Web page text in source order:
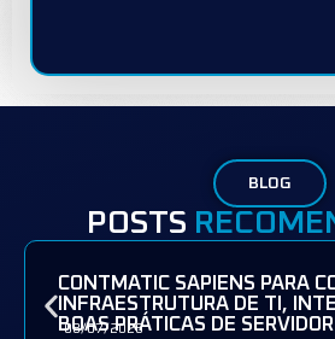
BLOG
POSTS
CONTMATIC SAPIENS PARA
INFRAESTRUTURA DE TI,
BOAS PRÁTICAS DE SERVIDOR
08/07/2026